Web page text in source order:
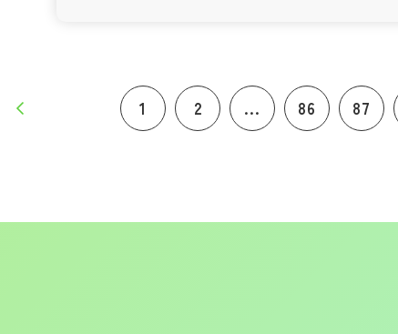
1 2 ... 86 87